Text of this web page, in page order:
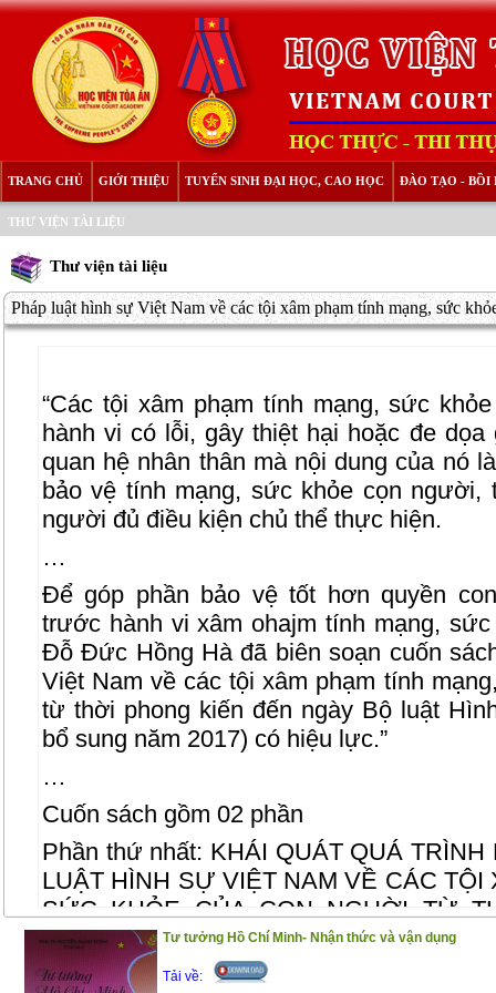
TRANG CHỦ GIỚI THIỆU TUYỂN SINH ĐẠI HỌC, CAO HỌC ĐÀO TẠO - BỒI
THƯ VIỆN TÀI LIỆU
Thư viện tài liệu
Pháp luật hình sự Việt Nam về các tội xâm phạm tính mạng, sức
“Các tội xâm phạm tính mạng, sức
hành vi có lỗi, gây thiệt hại hoặc đe
quan hệ nhân thân mà nội dung của nó
bảo vệ tính mạng, sức khỏe cọn người,
người đủ điều kiện chủ thể thực hiện.
…
Để góp phần bảo vệ tốt hơn quyền
trước hành vi xâm ohajm tính mạng,
Đỗ Đức Hồng Hà đã biên soạn cuốn
Việt Nam về các tội xâm phạm tính
từ thời phong kiến đến ngày Bộ luật
bổ sung năm 2017) có hiệu lực.”
…
Cuốn sách gồm 02 phần
Phần thứ nhất: KHÁI QUÁT QUÁ
LUẬT HÌNH SỰ VIỆT NAM VỀ CÁC TỘI
SỨC KHỎE CỦA CON NGUỜI TỪ
TRƯỚC NGÀY BỘ LUẬT HÌNH SỰ
BỔ SUNG NĂM 2017) CÓ HIỆU LỰC
Tư tưởng Hồ Chí Minh- Nhận thức và vận dụng
Tải về: